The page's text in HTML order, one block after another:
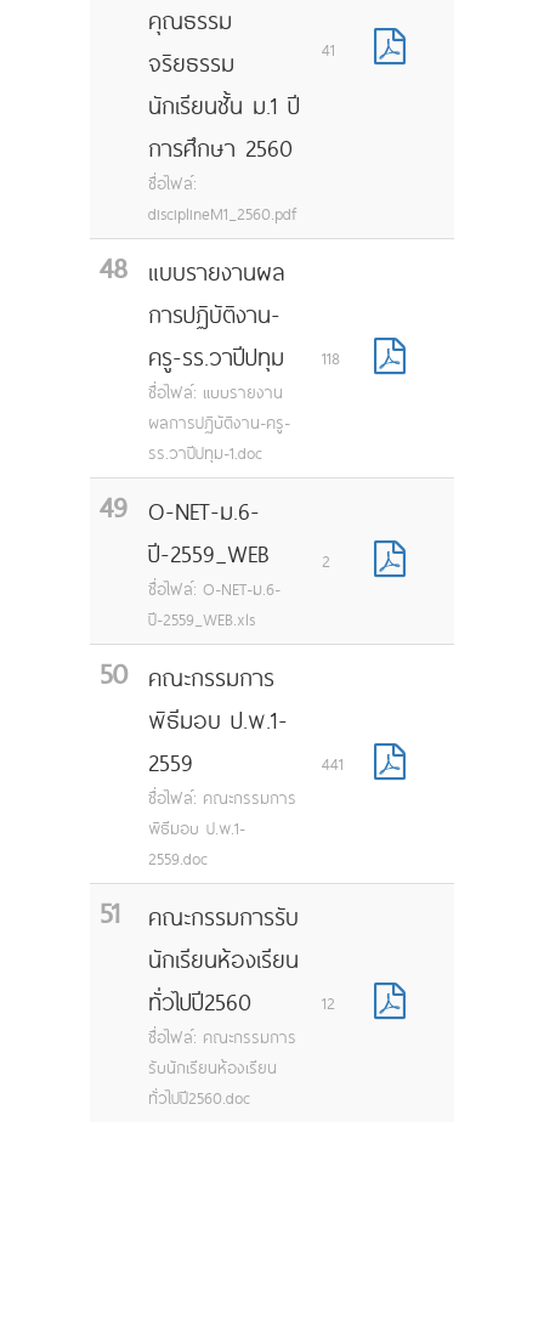
คุณธรรม
จริยธรรม
นักเรียนชั้น ม.1 ปี
การศึกษา 2560
ชื่อไฟล์:
disciplineM1_2560.pdf
41
48
แบบรายงานผล
การปฏิบัติงาน-
ครู-รร.วาปีปทุม
ชื่อไฟล์: แบบรายงาน
ผลการปฏิบัติงาน-ครู-
รร.วาปีปทุม-1.doc
118
49
O-NET-ม.6-
ปี-2559_WEB
ชื่อไฟล์: O-NET-ม.6-
ปี-2559_WEB.xls
2
50
คณะกรรมการ
พิธีมอบ ป.พ.1-
2559
ชื่อไฟล์: คณะกรรมการ
พิธีมอบ ป.พ.1-
2559.doc
441
51
คณะกรรมการรับ
นักเรียนห้องเรียน
ทั่วไปปี2560
ชื่อไฟล์: คณะกรรมการ
รับนักเรียนห้องเรียน
ทั่วไปปี2560.doc
12